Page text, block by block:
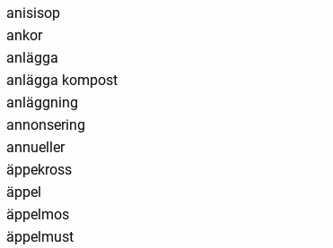
anisisop
ankor
anlägga
anlägga kompost
anläggning
annonsering
annueller
äppekross
äppel
äppelmos
äppelmust